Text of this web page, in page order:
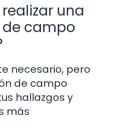
una
campo
necesario, pero
de campo
hallazgos y
más